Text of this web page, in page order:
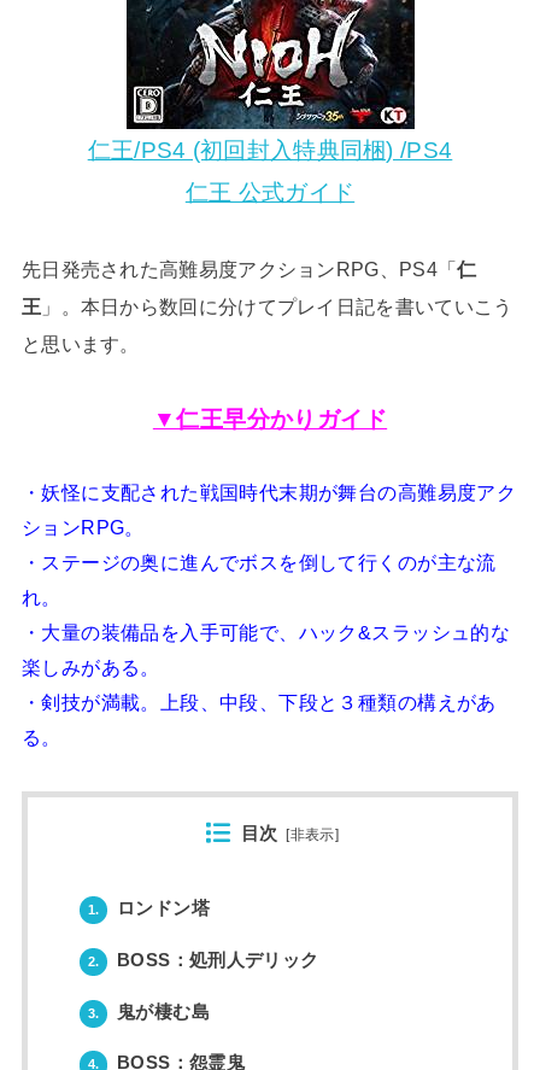
仁王/PS4 (初回封入特典同梱) /PS4
仁王 公式ガイド
先日発売された高難易度アクションRPG、PS4「仁
王 」。本日から数回に分けてプレイ日記を書いていこう
と思います。
▼仁王早分かりガイド
・妖怪に支配された戦国時代末期が舞台の高難易度アク
ションRPG。
・ステージの奥に進んでボスを倒して行くのが主な流
れ。
・大量の装備品を入手可能で、ハック&スラッシュ的な
楽しみがある。
・剣技が満載。上段、中段、下段と３種類の構えがあ
る。
目次 [非表示]
1. ロンドン塔
2. BOSS：処刑人デリック
3. 鬼が棲む島
4. BOSS：怨霊鬼